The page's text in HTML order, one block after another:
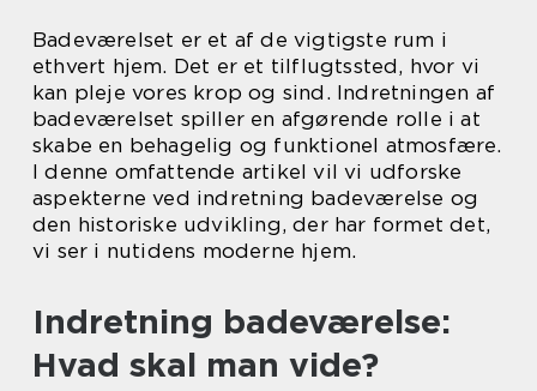
Badeværelset er et af de vigtigste rum i
ethvert hjem. Det er et tilflugtssted, hvor vi
kan pleje vores krop og sind. Indretningen af
badeværelset spiller en afgørende rolle i at
skabe en behagelig og funktionel atmosfære.
I denne omfattende artikel vil vi udforske
aspekterne ved indretning badeværelse og
den historiske udvikling, der har formet det,
vi ser i nutidens moderne hjem.
Indretning badeværelse:
Hvad skal man vide?